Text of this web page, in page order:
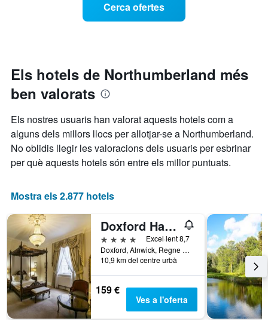
Y
mostra
preu
mitjà
d'una
habitació
s'acosta
la
data
de
El
gràfic
té
1
eix
que
el
nombre
de
dies
abans
de
l'estada
El
gràfic
té
Cerca ofertes
Els hotels de Northumberland més
ben valorats
Els nostres usuaris han valorat aquests hotels com a
alguns dels millors llocs per allotjar-se a Northumberland.
No oblidis llegir les valoracions dels usuaris per esbrinar
per què aquests hotels són entre els millor puntuats.
Mostra els 2.877 hotels
Doxford Hall Hotel And Spa
4 estrelles
Excel·lent 8,7
Doxford, Alnwick, Regne Unit
10,9 km del centre urbà
159 €
Ves a l'oferta